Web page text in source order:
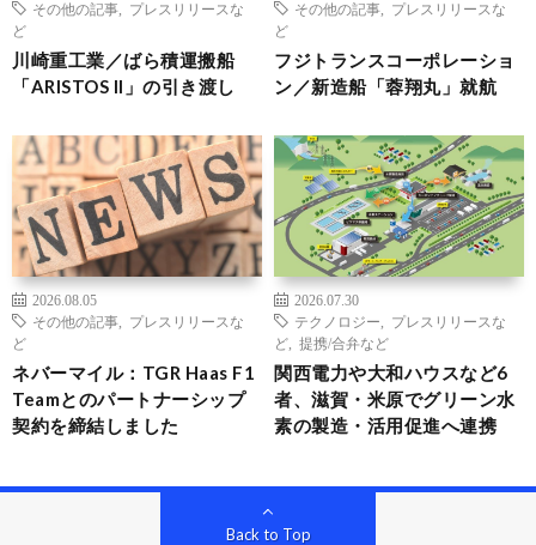
その他の記事
プレスリリースな
ど
川崎重工業／ばら積運搬船
「ARISTOS II」の引き渡し
その他の記事
プレスリリースな
ど
フジトランスコーポレーショ
ン／新造船「蓉翔丸」就航
2026.08.05
その他の記事
プレスリリースな
ど
ネバーマイル：TGR Haas F1
Teamとのパートナーシップ
契約を締結しました
2026.07.30
テクノロジー
プレスリリースな
ど
提携/合弁など
関西電力や大和ハウスなど6
者、滋賀・米原でグリーン水
素の製造・活用促進へ連携
Back to Top